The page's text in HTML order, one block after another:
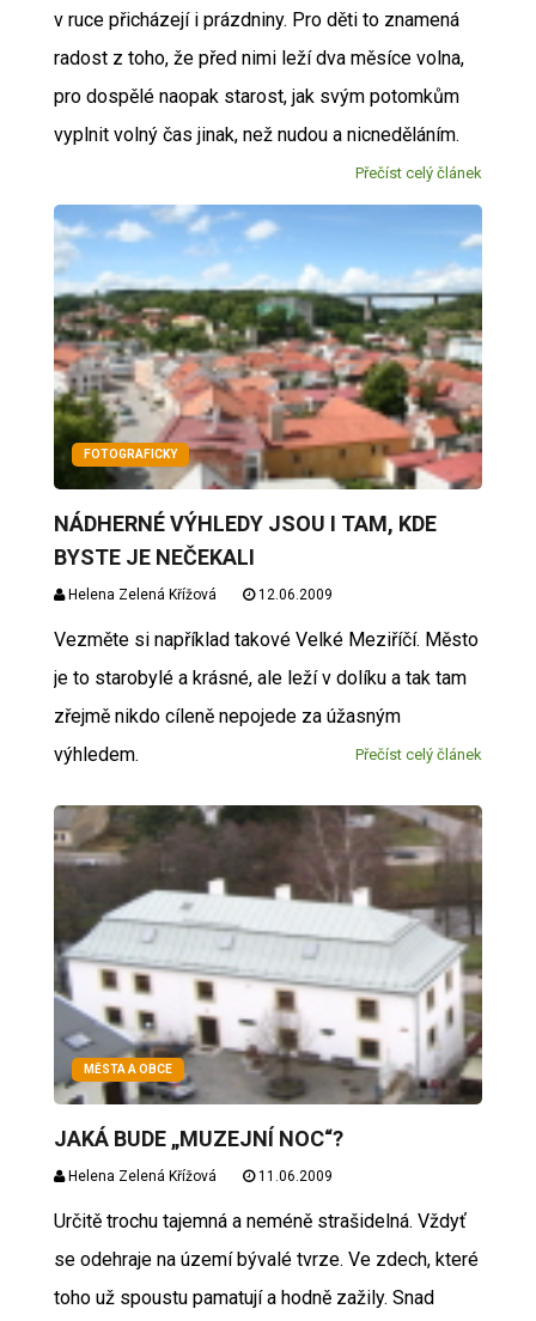
v ruce přicházejí i prázdniny. Pro děti to znamená
radost z toho, že před nimi leží dva měsíce volna,
pro dospělé naopak starost, jak svým potomkům
vyplnit volný čas jinak, než nudou a nicneděláním.
Přečíst celý článek
FOTOGRAFICKY
NÁDHERNÉ VÝHLEDY JSOU I TAM, KDE
BYSTE JE NEČEKALI
Helena Zelená Křížová 12.06.2009
Vezměte si například takové Velké Meziříčí. Město
je to starobylé a krásné, ale leží v dolíku a tak tam
zřejmě nikdo cíleně nepojede za úžasným
výhledem.
Přečíst celý článek
MĚSTA A OBCE
JAKÁ BUDE „MUZEJNÍ NOC“?
Helena Zelená Křížová 11.06.2009
Určitě trochu tajemná a neméně strašidelná. Vždyť
se odehraje na území bývalé tvrze. Ve zdech, které
toho už spoustu pamatují a hodně zažily. Snad